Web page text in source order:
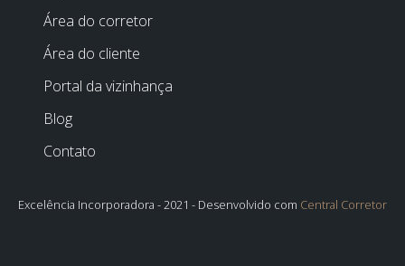
Área do corretor
Área do cliente
Portal da vizinhança
Blog
Contato
Excelência Incorporadora - 2021 - Desenvolvido com Central Corretor